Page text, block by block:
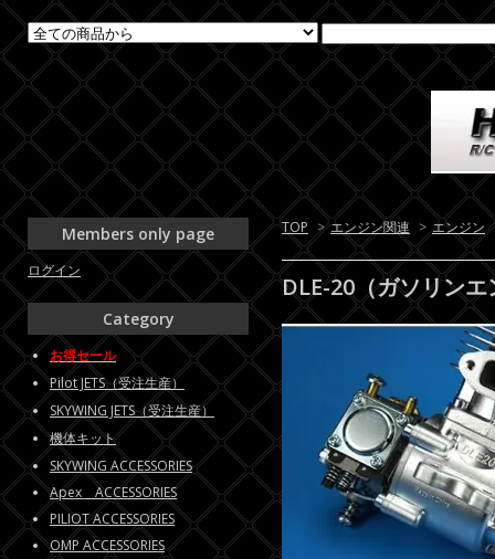
TOP > エンジン関連 > エンジン
DLE-20（ガソリンエ
Members only page
ログイン
Category
お得セール
Pilot JETS（受注生産）
SKYWING JETS（受注生産）
機体キット
SKYWING ACCESSORIES
Apex ACCESSORIES
PILIOT ACCESSORIES
OMP ACCESSORIES